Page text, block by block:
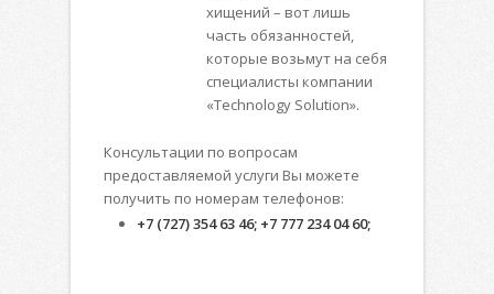
хищений – вот лишь
часть обязанностей,
которые возьмут на себя
специалисты компании
«Technology Solution».
Консультации по вопросам
предоставляемой услуги Вы можете
получить по номерам телефонов:
+7 (727) 354 63 46; +7 777 234 04 60;